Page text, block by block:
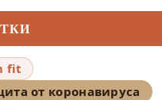
fit
от коронавируса